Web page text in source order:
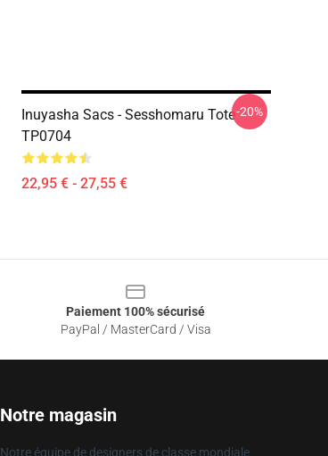
Inuyasha Sacs - Sesshomaru Tote
TP0704
22,95 € - 27,55 €
-20%
Paiement 100% sécurisé
PayPal / MasterCard / Visa
Notre magasin
Notre équipe de designers de classe mondiale